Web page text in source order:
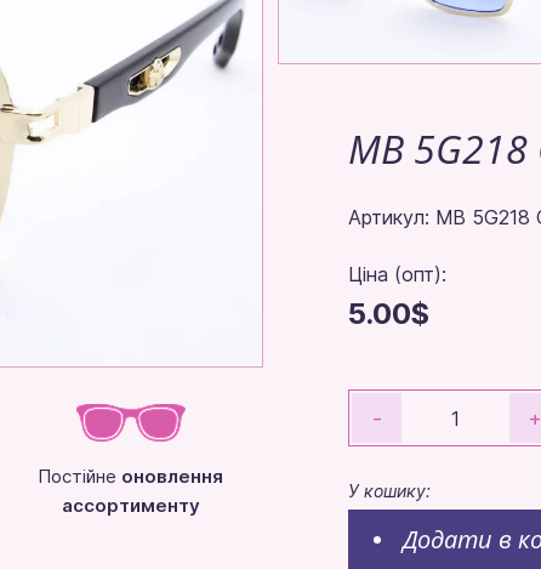
Постійне оновлення
ассортименту
MB 5G218
Артикул: MB 5G218
Ціна (опт):
5.00$
- +
У кошику:
Додати в